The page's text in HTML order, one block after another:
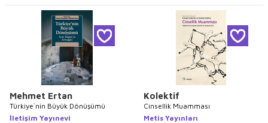
Mehmet Ertan
Türkiye`nin Büyük Dönüşümü
İletişim Yayınevi
Kolektif
Cinsellik Muamması
Metis Yayınları